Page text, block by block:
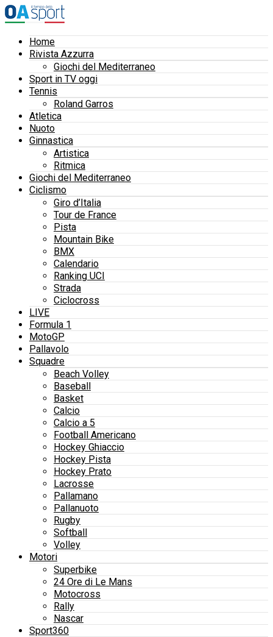
Home
Rivista Azzurra
Giochi del Mediterraneo
Sport in TV oggi
Tennis
Roland Garros
Atletica
Nuoto
Ginnastica
Artistica
Ritmica
Giochi del Mediterraneo
Ciclismo
Giro d’Italia
Tour de France
Pista
Mountain Bike
BMX
Calendario
Ranking UCI
Strada
Ciclocross
LIVE
Formula 1
MotoGP
Pallavolo
Squadre
Beach Volley
Baseball
Basket
Calcio
Calcio a 5
Football Americano
Hockey Ghiaccio
Hockey Pista
Hockey Prato
Lacrosse
Pallamano
Pallanuoto
Rugby
Softball
Volley
Motori
Superbike
24 Ore di Le Mans
Motocross
Rally
Nascar
Sport360